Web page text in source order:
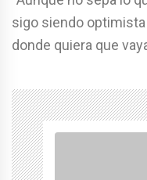
sigo siendo
donde quiera que